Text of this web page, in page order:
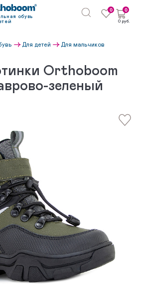
обувь
0 0
0 руб.
Для детей Для мальчиков
Orthoboom
зеленый